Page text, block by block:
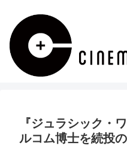
『ジュラシック・
ルコム博士を続投